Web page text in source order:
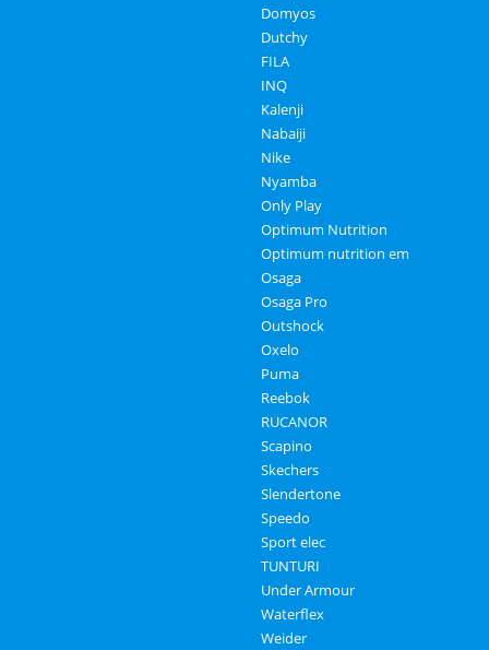
Domyos
Dutchy
FILA
INQ
Kalenji
Nabaiji
Nike
Nyamba
Only Play
Optimum Nutrition
Optimum nutrition em
Osaga
Osaga Pro
Outshock
Oxelo
Puma
Reebok
RUCANOR
Scapino
Skechers
Slendertone
Speedo
Sport elec
TUNTURI
Under Armour
Waterflex
Weider